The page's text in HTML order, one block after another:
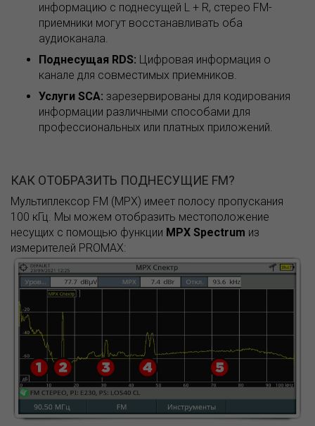
информацию с поднесущей L + R, стерео FM-
приемники могут восстанавливать оба
аудиоканала.
Поднесущая RDS: Цифровая информация о
канале для совместимых приемников.
Услуги SCA: зарезервированы для кодирования
информации различными способами для
профессиональных или платных приложений.
КАК ОТОБРАЗИТЬ ПОДНЕСУЩИЕ FM?
Мультиплексор FM (MPX) имеет полосу пропускания
100 кГц. Мы можем отобразить местоположение
несущих с помощью функции MPX Spectrum из
измерителей PROMAX: